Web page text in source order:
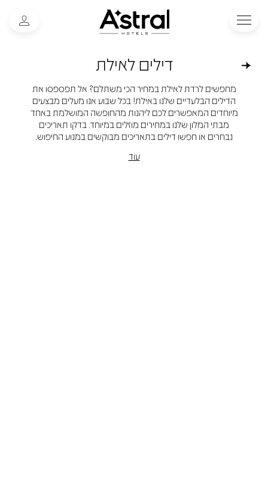
דילים לאילת
מחפשים לרדת לאילת במחיר הכי משתלם? אל תפספסו את
הדילים הבלעדיים שלנו באילת! בכל שבוע אנו מעלים מבצעים
מיוחדים המאפשרים לכם ליהנות מהחופשה המושלמת באחד
מבתי המלון שלנו במחירים מוזלים במיוחד. בדקו תאריכים
נבחרים או חפשו דילים בתאריכים מבוקשים במנוע החיפוש.
עוד